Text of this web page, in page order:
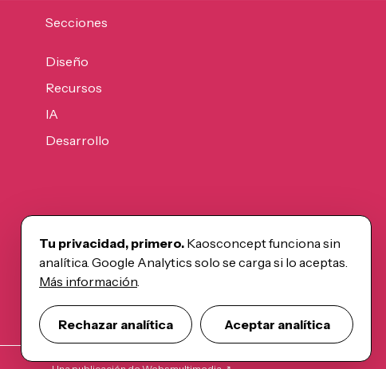
Secciones
Diseño
Recursos
IA
Desarrollo
Tu privacidad, primero. Kaosconcept funciona sin
analítica. Google Analytics solo se carga si lo aceptas.
Más información.
Rechazar analítica Aceptar analítica